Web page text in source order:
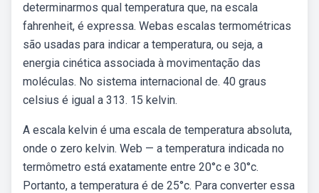
determinarmos qual temperatura que, na escala
fahrenheit, é expressa. Webas escalas termométricas
são usadas para indicar a temperatura, ou seja, a
energia cinética associada à movimentação das
moléculas. No sistema internacional de. 40 graus
celsius é igual a 313. 15 kelvin.
A escala kelvin é uma escala de temperatura absoluta,
onde o zero kelvin. Web — a temperatura indicada no
termômetro está exatamente entre 20°c e 30°c.
Portanto, a temperatura é de 25°c. Para converter essa